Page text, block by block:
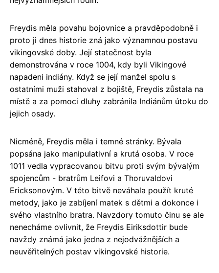
Freydis měla povahu bojovnice a pravděpodobně i
proto ji dnes historie zná jako významnou postavu
vikingovské doby. Její statečnost byla
demonstrována v roce 1004, kdy byli Vikingové
napadeni indiány. Když se její manžel spolu s
ostatními muži stahoval z bojiště, Freydis zůstala na
místě a za pomoci dluhy zabránila Indiánům útoku do
jejich osady.
Nicméně, Freydis měla i temné stránky. Bývala
popsána jako manipulativní a krutá osoba. V roce
1011 vedla vypracovanou bitvu proti svým bývalým
spojencům - bratrům Leifovi a Thoruvaldovi
Ericksonovým. V této bitvě neváhala použít kruté
metody, jako je zabíjení matek s dětmi a dokonce i
svého vlastního bratra. Navzdory tomuto činu se ale
nenecháme ovlivnit, že Freydis Eiriksdottir bude
navždy známá jako jedna z nejodvážnějších a
neuvěřitelných postav vikingovské historie.